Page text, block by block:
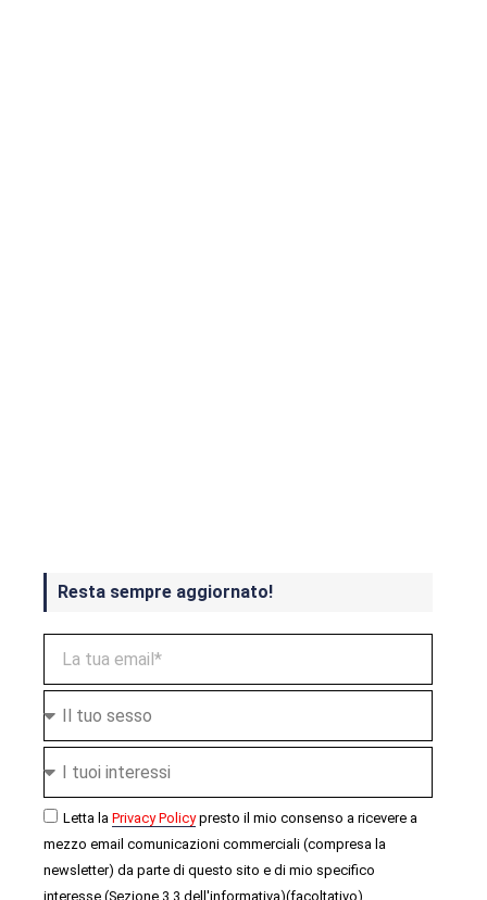
Resta sempre aggiornato!
Letta la Privacy Policypresto il mio consenso a ricevere a
mezzo email comunicazioni commerciali (compresa la
newsletter) da parte di questo sito e di mio specifico
interesse (Sezione 3.3 dell'informativa)(facoltativo).